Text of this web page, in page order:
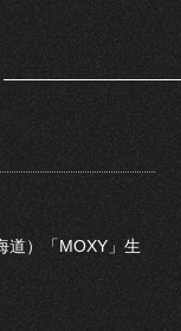
道）「MOXY」生